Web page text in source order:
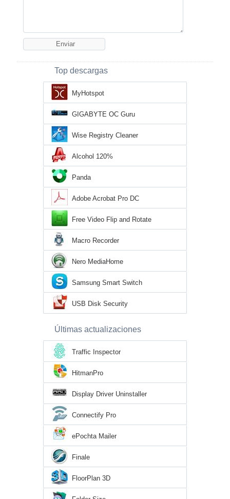
Top descargas
MyHotspot
GIGABYTE OC Guru
Wise Registry Cleaner
Alcohol 120%
Panda
Adobe Acrobat Pro DC
Free Video Flip and Rotate
Macro Recorder
Nero MediaHome
Samsung Smart Switch
USB Disk Security
Últimas actualizaciones
Traffic Inspector
HitmanPro
Display Driver Uninstaller
Connectify Pro
ePochta Mailer
Finale
FloorPlan 3D